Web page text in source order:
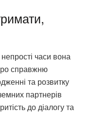
часи вона
справжню
та розвитку
партнерів
до діалогу та